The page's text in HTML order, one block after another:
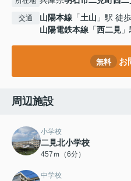
交通 山陽本線 「土山 」駅 徒
山陽電鉄本線 「西二見
無料 お
周辺施設
小学校
二見北小学校
457ｍ（6分）
中学校